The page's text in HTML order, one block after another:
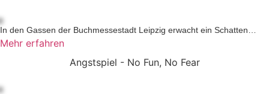
In den Gassen der Buchmessestadt Leipzig erwacht ein Schatten…
Mehr erfahren
Angstspiel - No Fun, No Fear